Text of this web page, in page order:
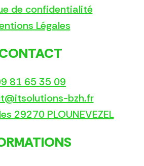
de confidentialité
Légales
81 65 35 09
bzh.fr
29270 PLOUNEVEZEL